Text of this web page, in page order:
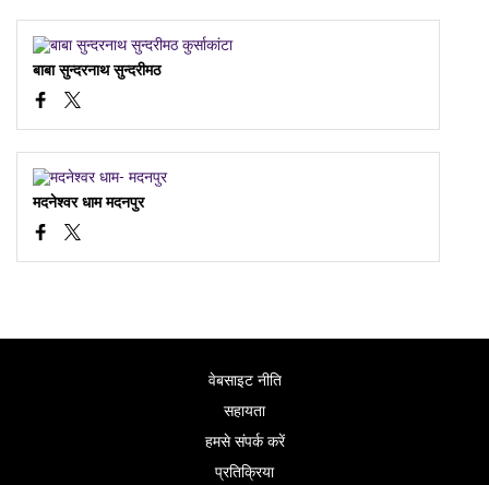
बाबा सुन्दरनाथ सुन्दरीमठ
मदनेश्वर धाम मदनपुर
वेबसाइट नीति
सहायता
हमसे संपर्क करें
प्रतिक्रिया